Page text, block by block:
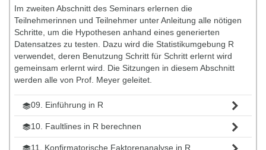
Im zweiten Abschnitt des Seminars erlernen die
Teilnehmerinnen und Teilnehmer unter Anleitung alle nötigen
Schritte, um die Hypothesen anhand eines generierten
Datensatzes zu testen. Dazu wird die Statistikumgebung R
verwendet, deren Benutzung Schritt für Schritt erlernt wird
gemeinsam erlernt wird. Die Sitzungen in diesem Abschnitt
werden alle von Prof. Meyer geleitet.
09. Einführung in R
10. Faultlines in R berechnen
11. Konfirmatorische Faktorenanalyse in R